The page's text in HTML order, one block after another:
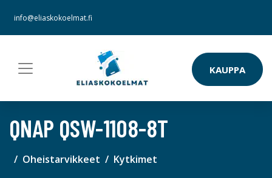
info@eliaskokoelmat.fi
KAUPPA
QNAP QSW-1108-8T
Oheistarvikkeet Kytkimet